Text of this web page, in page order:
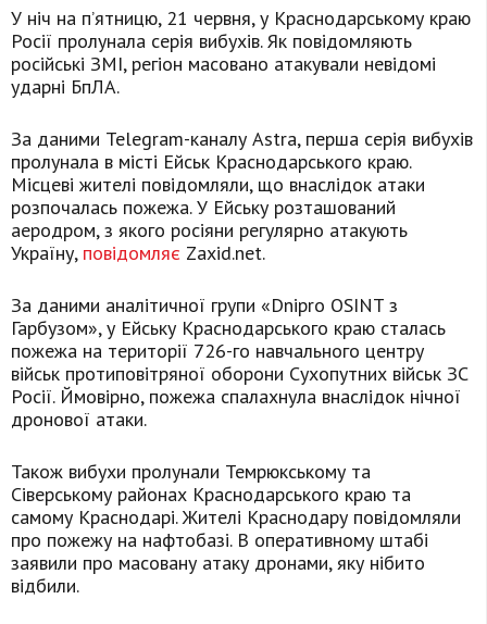
У ніч на п’ятницю, 21 червня, у Краснодарському краю
Росії пролунала серія вибухів. Як повідомляють
російські ЗМІ, регіон масовано атакували невідомі
ударні БпЛА.
За даними Telegram-каналу Astra, перша серія вибухів
пролунала в місті Ейськ Краснодарського краю.
Місцеві жителі повідомляли, що внаслідок атаки
розпочалась пожежа. У Ейську розташований
аеродром, з якого росіяни регулярно атакують
Україну, повідомляє Zaxid.net.
За даними аналітичної групи «Dnipro OSINT з
Гарбузом», у Ейську Краснодарського краю сталась
пожежа на території 726-го навчального центру
військ протиповітряної оборони Сухопутних військ ЗС
Росії. Ймовірно, пожежа спалахнула внаслідок нічної
дронової атаки.
Також вибухи пролунали Темрюкському та
Сіверському районах Краснодарського краю та
самому Краснодарі. Жителі Краснодару повідомляли
про пожежу на нафтобазі. В оперативному штабі
заявили про масовану атаку дронами, яку нібито
відбили.